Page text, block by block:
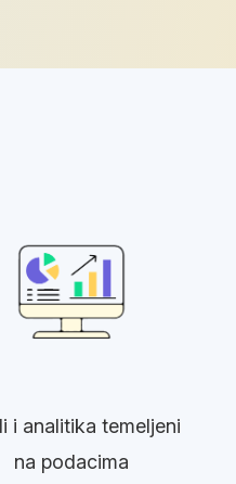
i analitika temeljeni
na podacima